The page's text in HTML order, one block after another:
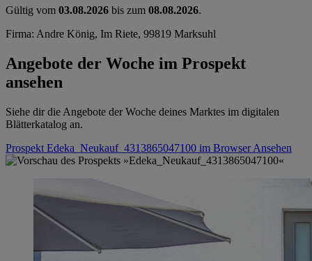
Gültig vom 03.08.2026 bis zum 08.08.2026.
Firma: Andre König, Im Riete, 99819 Marksuhl
Angebote der Woche im Prospekt
ansehen
Siehe dir die Angebote der Woche deines Marktes im digitalen
Blätterkatalog an.
Prospekt Edeka_Neukauf_4313865047100 im BrowserAnsehen